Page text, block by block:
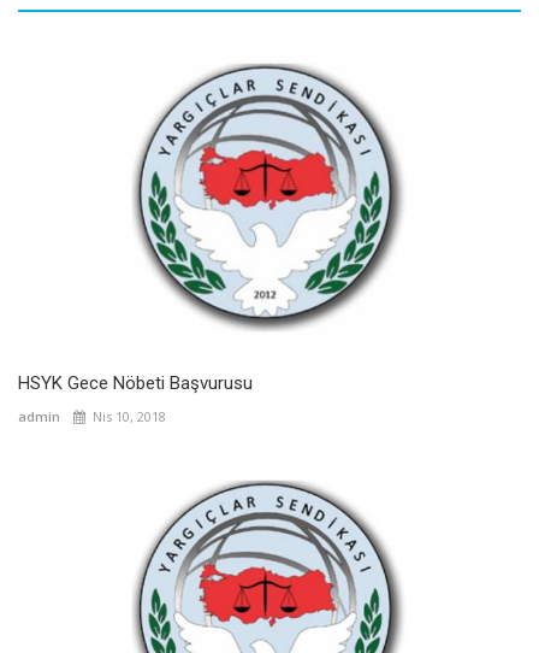
HSYK Gece Nöbeti Başvurusu
admin Nis 10, 2018